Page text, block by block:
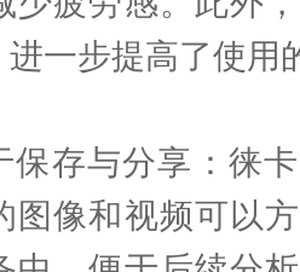
一步提高了使用
与分享：徕卡
图像和视频可以